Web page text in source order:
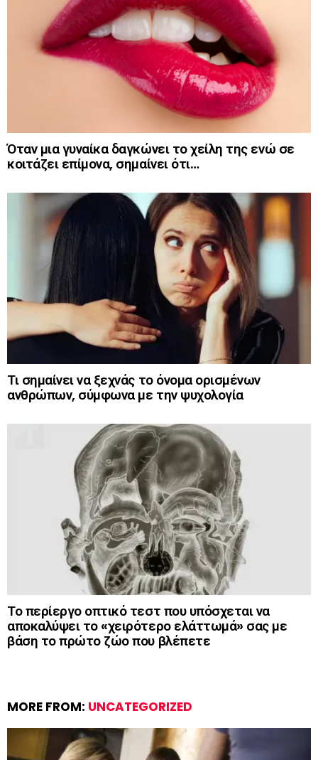
Όταν μια γυναίκα δαγκώνει το χείλη της ενώ σε
κοιτάζει επίμονα, σημαίνει ότι…
Τι σημαίνει να ξεχνάς το όνομα ορισμένων
ανθρώπων, σύμφωνα με την ψυχολογία
Το περίεργο οπτικό τεστ που υπόσχεται να
αποκαλύψει το «χειρότερο ελάττωμά» σας με
βάση το πρώτο ζώο που βλέπετε
MORE FROM: UNCATEGORIZED